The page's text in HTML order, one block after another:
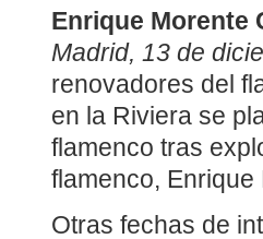
Enrique Morente
Madrid, 13 de
renovadores del
en la Riviera se
flamenco tras
flamenco,
Otras fechas de